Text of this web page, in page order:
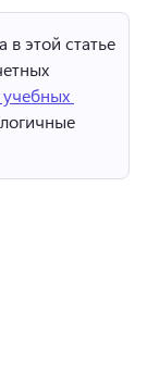
этой статье